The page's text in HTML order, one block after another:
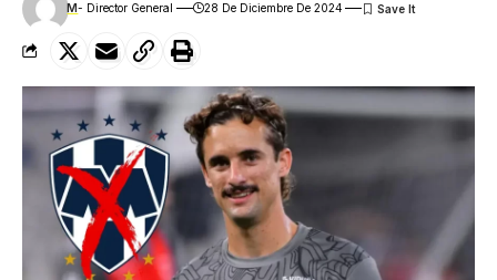
M- Director General 28 De Diciembre De 2024